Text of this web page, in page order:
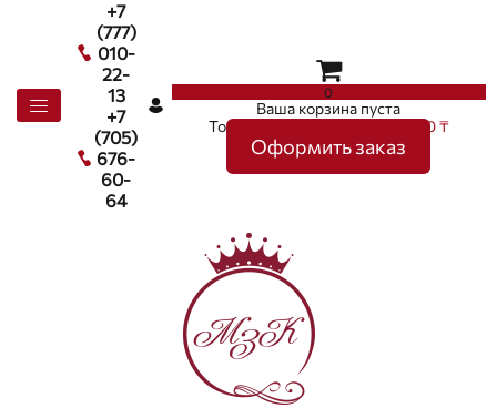
+7
(777)
010-
22-
13
+7
(705)
676-
60-
64
0
Ваша корзина пуста
Товаров в корзине
на сумму0 ₸
Оформить заказ